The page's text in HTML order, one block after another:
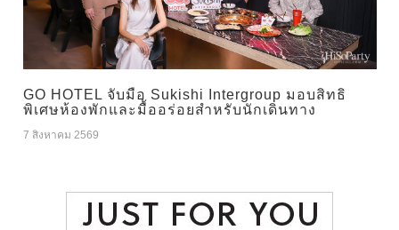
GO HOTEL จับมือ Sukishi Intergroup มอบสิทธิ
พิเศษห้องพักและมื้ออร่อยสำหรับนักเดินทาง
7 สิงหาคม 2569